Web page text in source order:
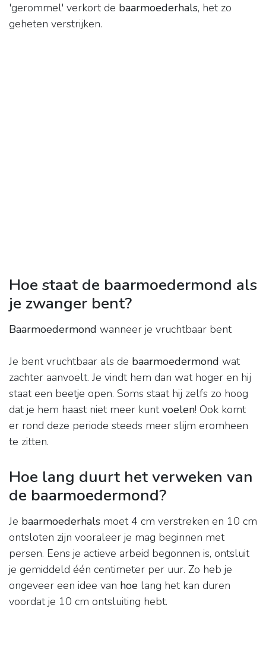
'gerommel' verkort de baarmoederhals, het zo
geheten verstrijken.
Hoe staat de baarmoedermond als
je zwanger bent?
Baarmoedermond wanneer je vruchtbaar bent
Je bent vruchtbaar als de baarmoedermond wat
zachter aanvoelt. Je vindt hem dan wat hoger en hij
staat een beetje open. Soms staat hij zelfs zo hoog
dat je hem haast niet meer kuntvoelen! Ook komt
er rond deze periode steeds meer slijm eromheen
te zitten.
Hoe lang duurt het verweken van
de baarmoedermond?
Je baarmoederhals moet 4 cm verstreken en 10 cm
ontsloten zijn vooraleer je mag beginnen met
persen. Eens je actieve arbeid begonnen is, ontsluit
je gemiddeld één centimeter per uur. Zo heb je
ongeveer een idee van hoe lang het kan duren
voordat je 10 cm ontsluiting hebt.